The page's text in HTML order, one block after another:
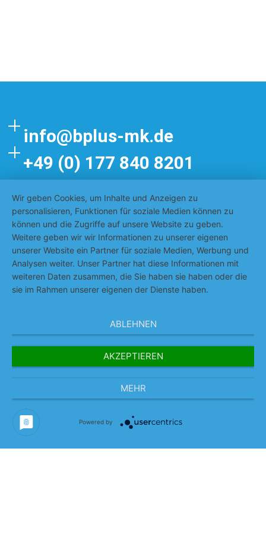
info@bplus-mk.de
+49 (0) 177 840 8201
Impressum
Datenschutzerklärung
AGB
Referenzen
Team
Wir geben Cookies, um Inhalte und Anzeigen zu
personalisieren, Funktionen für soziale Medien können zu
können und die Zugriffe auf unsere Website zu geben.
Weitere geben wir wir Informationen zu unserer eigenen
unserer Website ein Partner für soziale Medien, Werbung und
Analysen weiter. Unser Partner hat diese Informationen mit
weiteren Daten zusammen, die Sie haben sie haben oder die
sie im Rahmen unserer eigenen der Dienste haben.
ABLEHNEN
AKZEPTIEREN
MEHR
Powered by